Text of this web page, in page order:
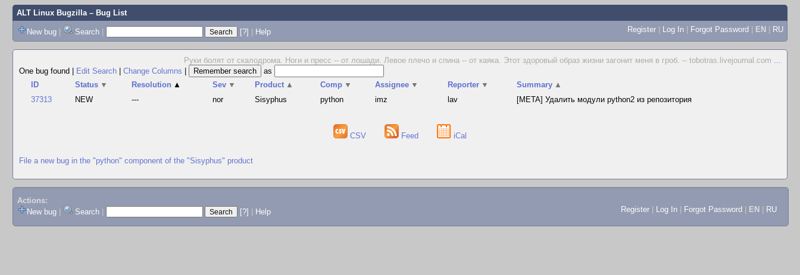
ALT Linux Bugzilla– Bug List
New bug | Search | [?] | Help Register | Log In | Forgot Password | EN | RU
Руки болят от скалодрома. Ноги и пресс -- от лошади. Левое плечо и спина -- от каяка. Этот здоровый образ жизни загонит меня в гроб. -- tobotras.livejournal.com ...
One bug found
Edit Search Change Columns
as
ID
Status ▼ Resolution ▲ Sev ▼ Product ▲ Comp ▼ Assignee ▼ Reporter ▼ Summary ▲
37313
NEW --- nor Sisyphus python imz lav [META] Удалить модули python2 из репозитория
CSV Feed iCal
File a new bug in the "python" component of the "Sisyphus" product
Actions:
New bug
Search [?] Help Register Log In Forgot Password EN RU